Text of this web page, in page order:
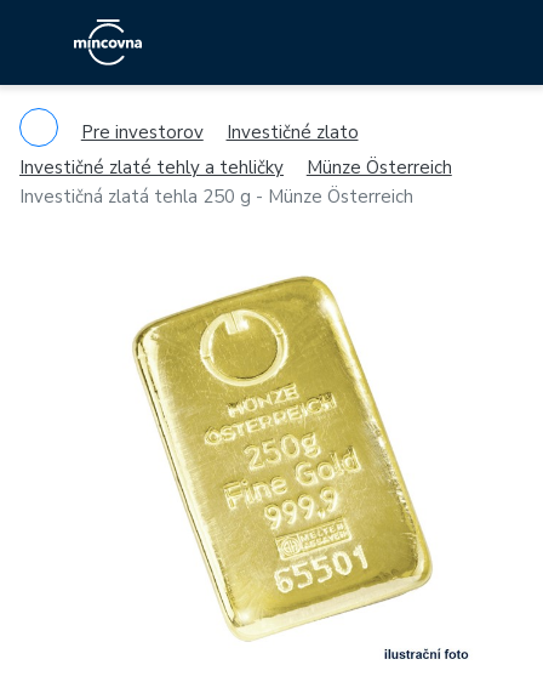
Pre investorov
Investičné zlato
Investičné zlaté tehly a tehličky
Münze Österreich
Investičná zlatá tehla 250 g - Münze Österreich